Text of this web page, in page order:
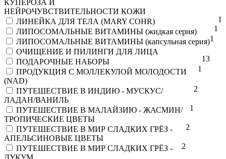
КУПЕРОЗА И
НЕЙРОЧУВСТВИТЕЛЬНОСТИ КОЖИ
1
ЛИНЕЙКА ДЛЯ ТЕЛА (MARY COHR)
1
ЛИПОСОМАЛЬНЫЕ ВИТАМИНЫ (жидкая серия)
1
ЛИПОСОМАЛЬНЫЕ ВИТАМИНЫ (капсульная серия)
3
ОЧИЩЕНИЕ И ПИЛИНГИ ДЛЯ ЛИЦА
1
ПОДАРОЧНЫЕ НАБОРЫ
1
ПРОДУКЦИЯ С МОЛЛЕКУЛОЙ МОЛОДОСТИ
(NAD)
2
ПУТЕШЕСТВИЕ В ИНДИЮ - МУСКУС/
ЛАДАН/ВАНИЛЬ
1
ПУТЕШЕСТВИЕ В МАЛАЙЗИЮ - ЖАСМИН/
ТРОПИЧЕСКИЕ ЦВЕТЫ
2
ПУТЕШЕСТВИЕ В МИР СЛАДКИХ ГРЁЗ -
АПЕЛЬСИНОВЫЕ ЦВЕТЫ
2
ПУТЕШЕСТВИЕ В МИР СЛАДКИХ ГРЁЗ -
ЛУКУМ